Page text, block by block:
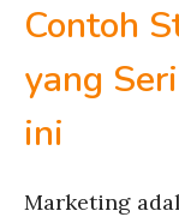
Contoh
yang
ini
Marketing